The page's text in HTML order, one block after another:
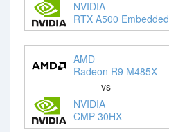
NVIDIA
RTX A500 Embedded
AMD
Radeon R9 M485X
vs
NVIDIA
CMP 30HX